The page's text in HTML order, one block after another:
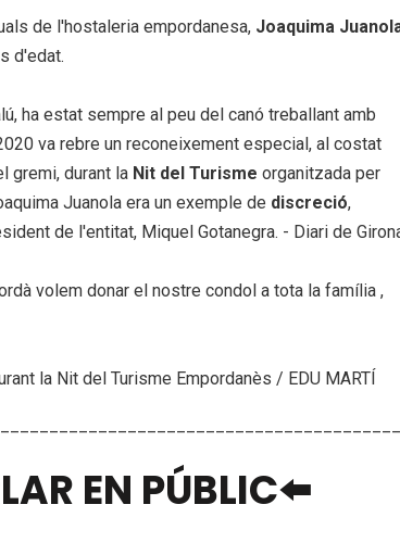
de l'hostaleria empordanesa, Joaquima
d'edat.
ha estat sempre al peu del canó treballant amb
va rebre un reconeixement especial, al costat
gremi, durant la Nit del Turisme organitzada per
Juanola era un exemple de discreció,
de l'entitat, Miquel Gotanegra. - Diari de
volem donar el nostre condol a tota la família ,
la Nit del Turisme Empordanès / EDU MARTÍ
EN PÚBLIC⬅️